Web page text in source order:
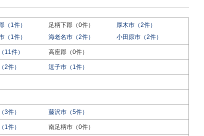
（1件） 足柄下郡（0件）
厚木市（2件）
（1件） 海老名市（2件） 小田原市（2件）
11件） 高座郡（0件）
2件） 逗子市（1件）
3件） 藤沢市（5件）
1件） 南足柄市（0件）